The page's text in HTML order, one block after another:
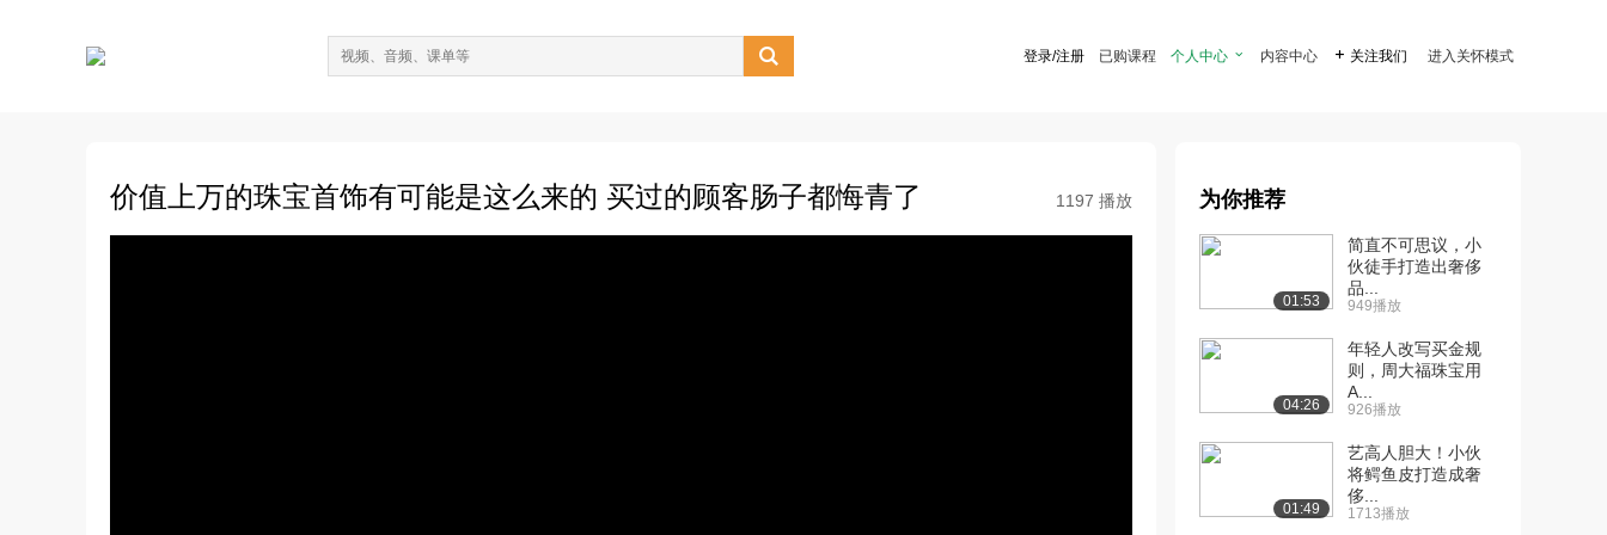
 登录/注册 已购课程 个人中心  内容中心  关注我们 进入关怀模式
价值上万的珠宝首饰有可能是这么来的 买过的顾客肠子都悔青了 1197 播放 为你推荐
01:53
简直不可思议，小
伙徒手打造出奢侈
品...
949播放
04:26
年轻人改写买金规
则，周大福珠宝用
A...
926播放
01:49
艺高人胆大！小伙
将鳄鱼皮打造成奢
侈...
1713播放